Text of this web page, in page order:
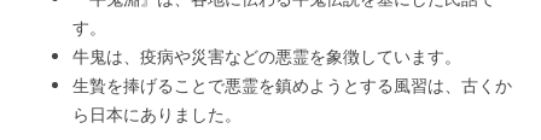
す。
牛鬼は、疫病や災害などの悪霊を象徴しています。
生贄を捧げることで悪霊を鎮めようとする風習は、古くか
ら日本にありました。